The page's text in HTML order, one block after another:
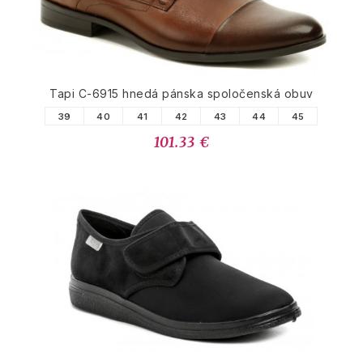
Tapi C-6915 hnedá pánska spoločenská obuv
39 40 41 42 43 44 45
101.33 €